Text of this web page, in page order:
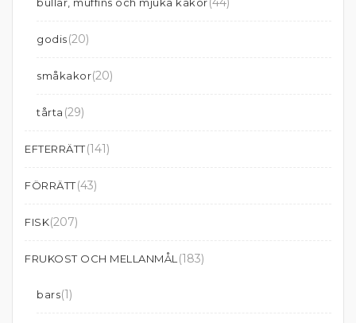
godis(20)
småkakor(20)
tårta (29)
EFTERRÄTT(141)
FÖRRÄTT(43)
FISK(207)
FRUKOST OCH MELLANMÅL (183)
bars(1)